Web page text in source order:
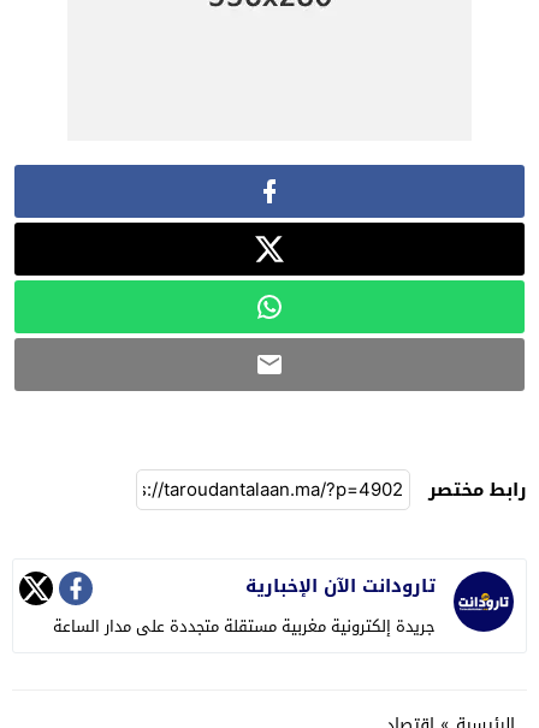
رابط مختصر
تارودانت الآن الإخبارية
جريدة إلكترونية مغربية مستقلة متجددة على مدار الساعة